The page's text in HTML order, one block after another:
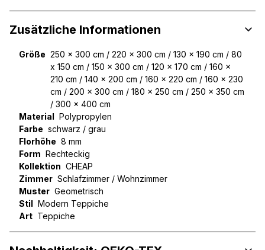
Zusätzliche Informationen
Größe 250 x 300 cm / 220 x 300 cm / 130 x 190 cm / 80
x 150 cm / 150 x 300 cm / 120 x 170 cm / 160 x
210 cm / 140 x 200 cm / 160 x 220 cm / 160 x 230
cm / 200 x 300 cm / 180 x 250 cm / 250 x 350 cm
/ 300 x 400 cm
Material Polypropylen
Farbe schwarz / grau
Florhöhe 8 mm
Form Rechteckig
Kollektion CHEAP
Zimmer Schlafzimmer / Wohnzimmer
Muster Geometrisch
Stil Modern Teppiche
Art Teppiche